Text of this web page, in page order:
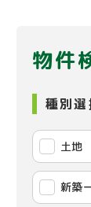
物件
種別選
土地
新築